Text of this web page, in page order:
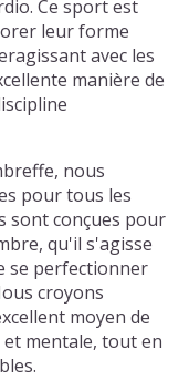
Ce sport est
leur forme
avec les
manière de
nous
pour tous les
sont conçues pour
qu'il s'agisse
se perfectionner
croyons
moyen de
mentale, tout en